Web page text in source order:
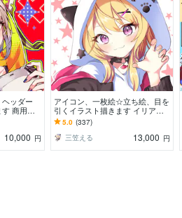
ッダー
商用
10,000 円
アイコン、一枚絵☆立ち絵、目を
引くイラスト描きます イリア
ム、サムネ、live2D、YouTube、
歌ってみたも
5.0 (337)
三笠える
13,000 円